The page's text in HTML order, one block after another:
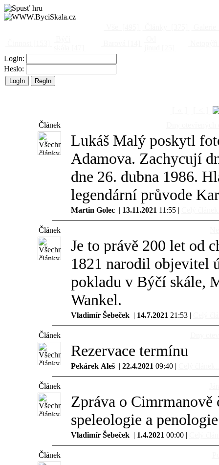
Login:
Heslo:
Článek
Lukáš Malý poskytl
Adamova. Zachycují
dne 26. dubna 1986.
legendární průvode
Martin Golec| 13.11.2021 11:55 |
Článek
Je to právě 200 let od
1821 narodil objevitel
pokladu v Býčí skále,
Wankel.
Vladimír Šebeček| 14.7.2021 21:53 |
Článek
Rezervace termínu
Pekárek Aleš| 22.4.2021 09:40 |
Článek
Zpráva o
speleologie a
Vladimír Šebeček| 1.4.2021 00:00 |
Článek